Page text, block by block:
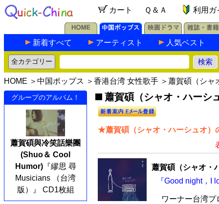
カート Ｑ＆Ａ 利用ガ
新着すべて アーティスト 人気ベスト
HOME ＞ 中国ポップス ＞ 香港台湾 女性歌手 ＞蕭賀碩（シャ
グループのアルバム！
蕭賀碩與冷笑話樂團
(Shuo＆ Cool
Humor)『繆思 尋
Musicians （台湾
版）』 CD1枚組
蕭賀碩（シャオ・ハーシ
★蕭賀碩（シャオ・ハーシュオ）
蕭賀碩（シャオ・
『Good night，I
ワーナー台湾